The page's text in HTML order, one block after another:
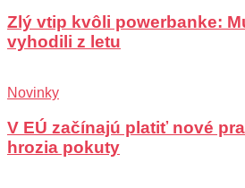
Zlý vtip kvôli powerbanke:
vyhodili z letu
Novinky
V EÚ začínajú platiť nové
hrozia pokuty